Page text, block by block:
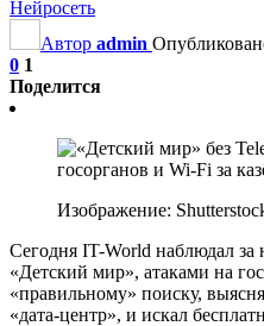
Нейросеть
Автор admin
0 1
Поделится
Изображение:
Сегодня IT-World наблюдал
«Детский мир», атаками на
«правильному» поиску,
«дата-центр», и искал